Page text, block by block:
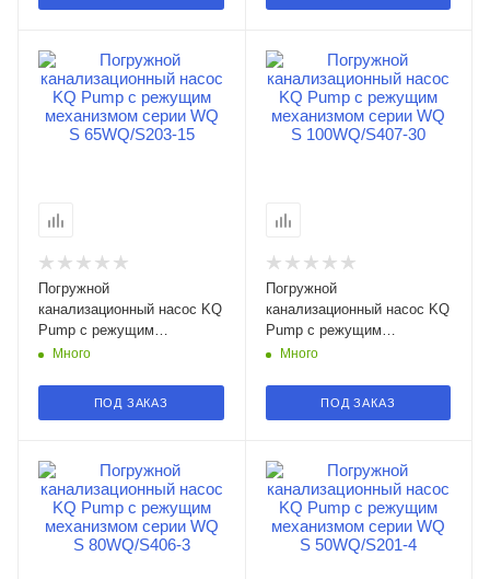
Погружной
канализационный насос KQ
Pump с режущим
механизмом серии WQ S
Много
ПОД ЗАКАЗ
Погружной
канализационный насос KQ
Pump с режущим
механизмом серии WQ S
Смоленске
Много
ПОД ЗАКАЗ